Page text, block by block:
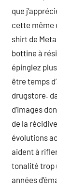
que
cette même
shirt de
bottine à
épinglez
être temps
drugstore.
d’images
de la
évolutions
aident à
tonalité trop
années